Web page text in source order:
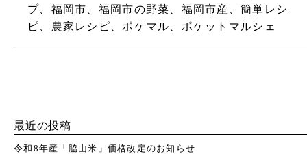
プ、福岡市、福岡市の野菜、福岡市産、簡単レシ
ピ、農家レシピ、ポケマル、ポケットマルシェ
最近の投稿
令和8年産「脇山米」価格改定のお知らせ